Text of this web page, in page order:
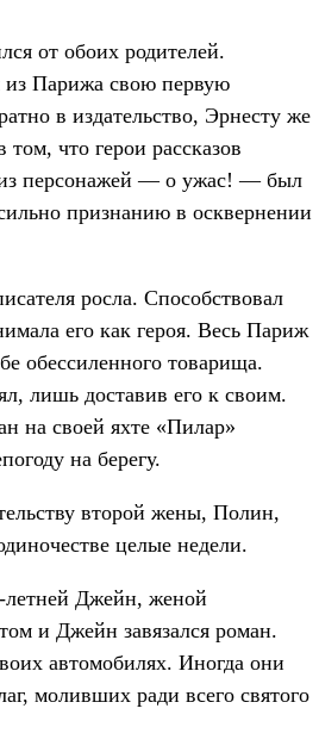
от обоих родителей.
из Парижа свою первую
в издательство, Эрнесту же
что герои рассказов
из персонажей — о ужас! — был
признанию в осквернении
росла. Способствовал
его как героя. Весь Париж
обессиленного товарища.
лишь доставив его к своим.
на своей яхте «Пилар»
на берегу.
второй жены, Полин,
целые недели.
летней Джейн, женой
и Джейн завязался роман.
автомобилях. Иногда они
моливших ради всего святого